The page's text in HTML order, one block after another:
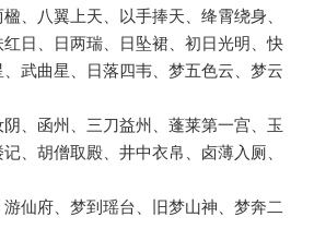
、八翼上天、以手捧天、绛霄绕身、
日、日两瑞、日坠裙、初日光明、快
武曲星、日落四韦、梦五色云、梦云
、函州、三刀益州、蓬莱第一宫、玉
、胡僧取殿、井中衣帛、卤薄入厕、
仙府、梦到瑶台、旧梦山神、梦奔二